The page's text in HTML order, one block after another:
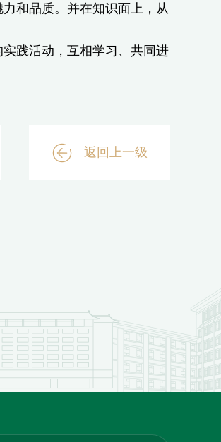
和品质。并在知识面上，从
践活动，互相学习、共同进
返回上一级